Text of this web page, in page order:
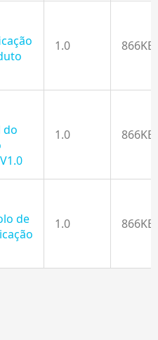
1.0 866KB
do
1.0 866KB
de
1.0 866KB